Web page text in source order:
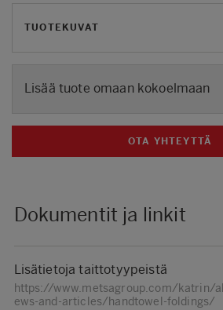
TUOTEKUVAT
Lisää tuote omaan kokoelmaan
OTA YHTEYTTÄ
Dokumentit ja linkit
Lisätietoja taittotyypeistä
https://www.metsagroup.com/katrin/
ews-and-articles/handtowel-foldings/